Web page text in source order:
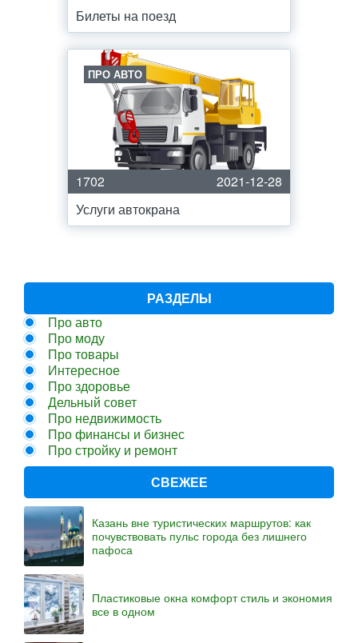
Билеты на поезд
ПРО АВТО
1702
2021-12-28
Услуги автокрана
РАЗДЕЛЫ
Про авто
Про моду
Про товары
Интересное
Про здоровье
Дельный совет
Про недвижимость
Про финансы и бизнес
Про стройку и ремонт
СВЕЖЕЕ
Казань вне туристических маршрутов: как
почувствовать пульс города без лишнего
пафоса
Пластиковые окна комфорт стиль и экономия
все в одном